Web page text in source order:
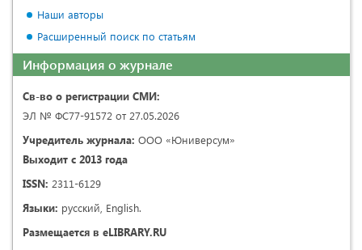
Наши авторы
Расширенный поиск по статьям
Информация о журнале
Св-во о регистрации СМИ:
ЭЛ № ФС77-91572 от 27.05.2026
Учредитель журнала: ООО «Юниверсум»
Выходит с 2013 года
ISSN: 2311-6129
Языки: русский, English.
Размещается в eLIBRARY.RU